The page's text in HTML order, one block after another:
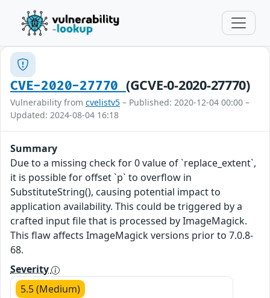
CVE-2020-27770 (GCVE-0-2020-27770)
Vulnerability from cvelistv5 – Published: 2020-12-04 00:00 –
Updated: 2024-08-04 16:18
Summary
Due to a missing check for 0 value of `replace_extent`,
it is possible for offset `p` to overflow in
SubstituteString(), causing potential impact to
application availability. This could be triggered by a
crafted input file that is processed by ImageMagick.
This flaw affects ImageMagick versions prior to 7.0.8-
68.
Severity
5.5 (Medium)